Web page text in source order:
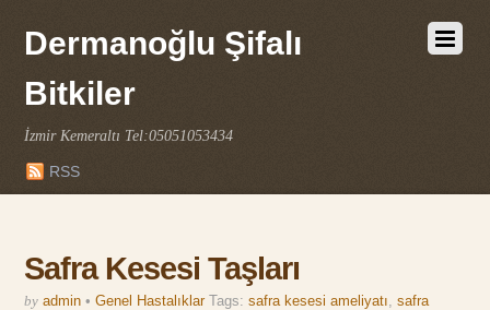
Dermanoğlu Şifalı
Bitkiler
İzmir Kemeraltı Tel:05051053434
RSS
Safra Kesesi Taşları
by admin • Genel Hastalıklar Tags:safra kesesi ameliyatı,safra